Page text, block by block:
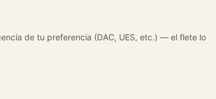
de tu preferencia (DAC, UES, etc.) — el flete lo